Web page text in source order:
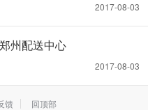
2017-08-03
州配送中心
2017-08-03
馈 回顶部